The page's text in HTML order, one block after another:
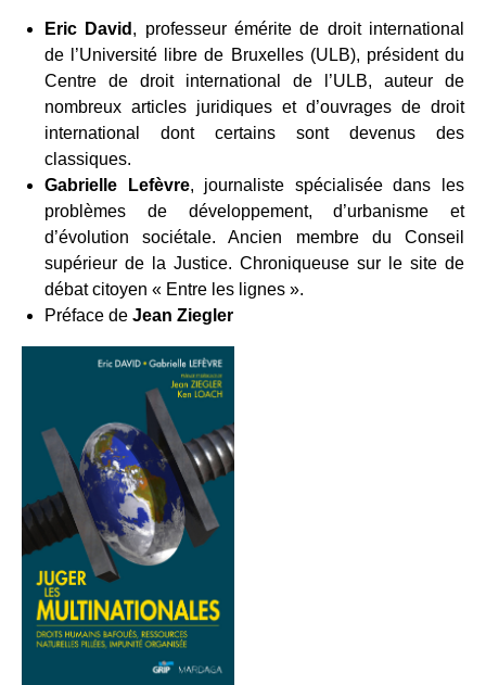
Eric David , professeur émérite de droit international
de l’Université libre de Bruxelles (ULB), président du
Centre de droit international de l’ULB, auteur de
nombreux articles juridiques et d’ouvrages de droit
international dont certains sont devenus des
classiques.
Gabrielle Lefèvre, journaliste spécialisée dans les
problèmes de développement, d’urbanisme et
d’évolution sociétale. Ancien membre du Conseil
supérieur de la Justice. Chroniqueuse sur le site de
débat citoyen « Entre les lignes ».
Préface de Jean Ziegler